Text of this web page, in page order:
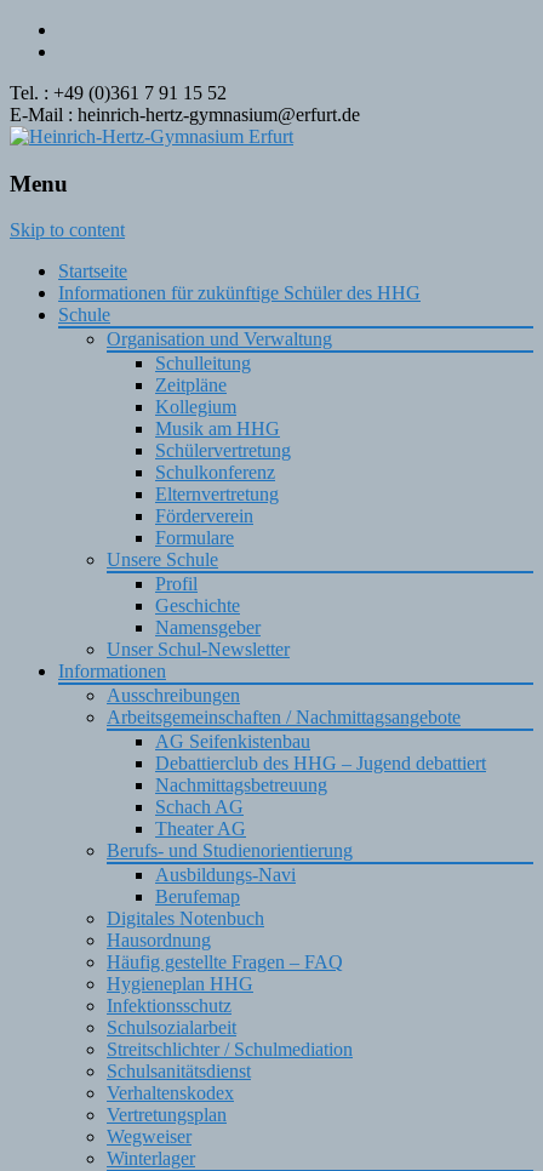
Tel. : +49 (0)361 7 91 15 52
E-Mail : heinrich-hertz-gymnasium@erfurt.de
Menu
Skip to content
Startseite
Informationen für zukünftige Schüler des HHG
Schule
Organisation und Verwaltung
Schulleitung
Zeitpläne
Kollegium
Musik am HHG
Schülervertretung
Schulkonferenz
Elternvertretung
Förderverein
Formulare
Unsere Schule
Profil
Geschichte
Namensgeber
Unser Schul-Newsletter
Informationen
Ausschreibungen
Arbeitsgemeinschaften / Nachmittagsangebote
AG Seifenkistenbau
Debattierclub des HHG – Jugend debattiert
Nachmittagsbetreuung
Schach AG
Theater AG
Berufs- und Studienorientierung
Ausbildungs-Navi
Berufemap
Digitales Notenbuch
Hausordnung
Häufig gestellte Fragen – FAQ
Hygieneplan HHG
Infektionsschutz
Schulsozialarbeit
Streitschlichter / Schulmediation
Schulsanitätsdienst
Verhaltenskodex
Vertretungsplan
Wegweiser
Winterlager